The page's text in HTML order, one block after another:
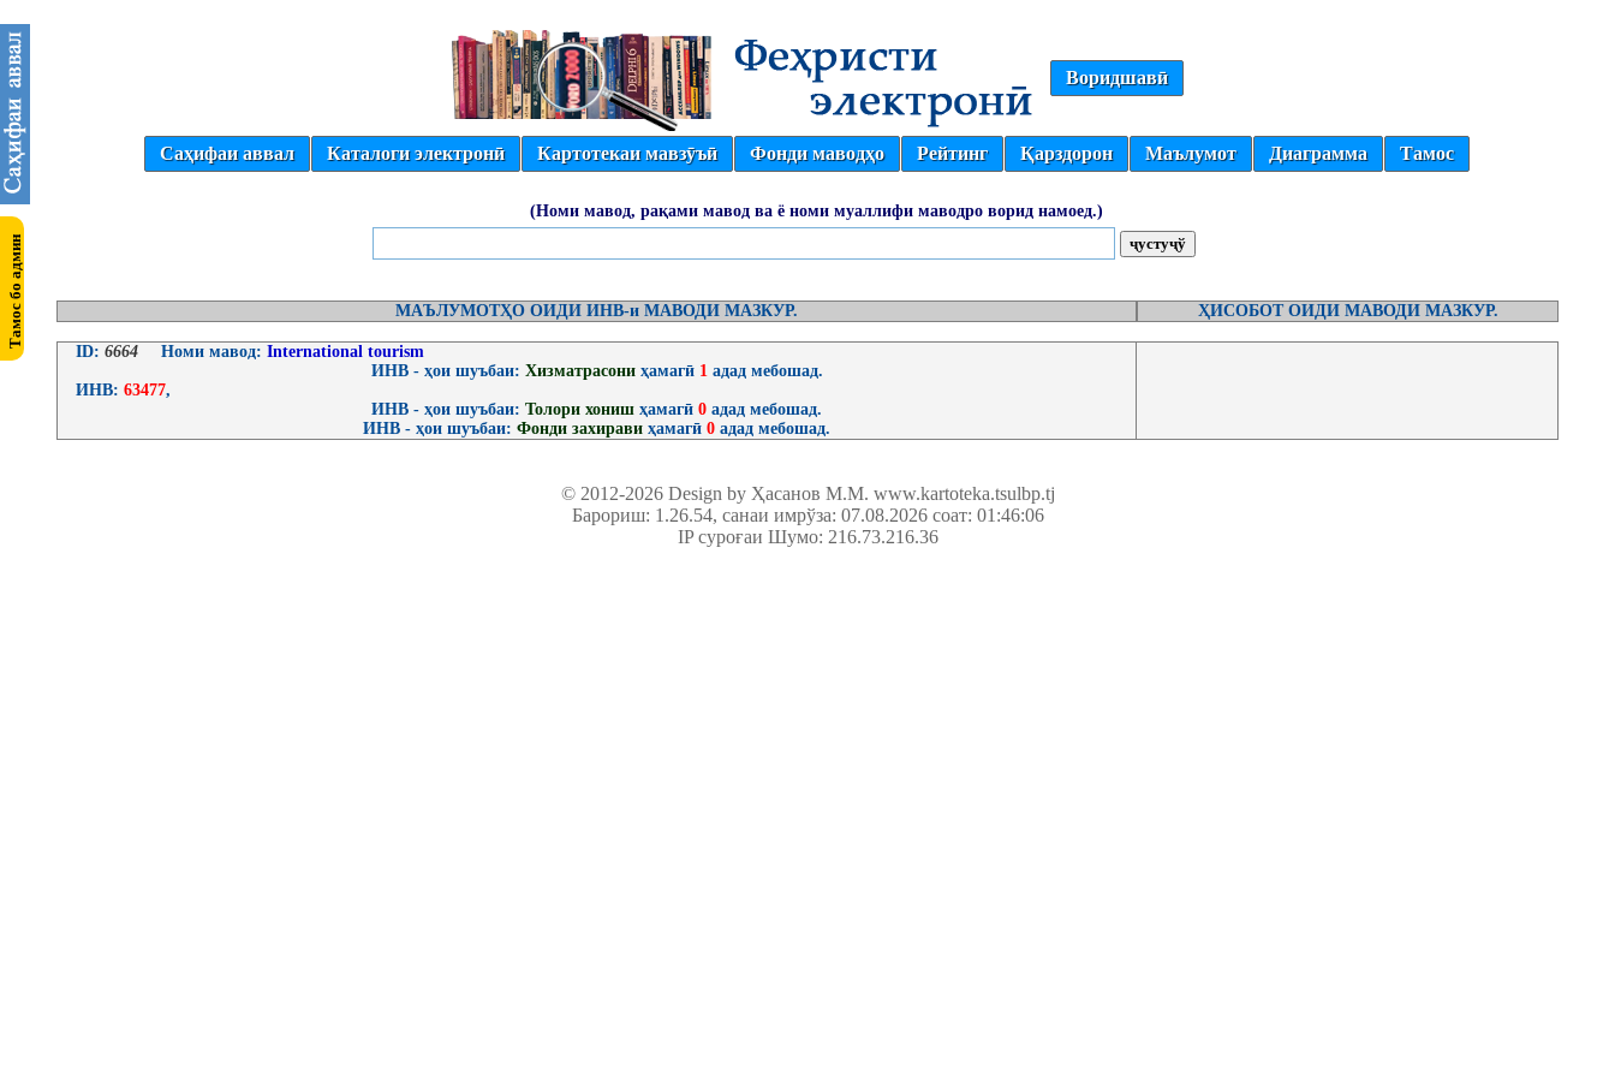
Воридшавӣ
Саҳифаи аввал Каталоги электронӣ Картотекаи мавзӯъӣ Фонди маводҳо Рейтинг Қарздорон Маълумот Диаграмма Тамос
(Номи мавод, рақами мавод ва ё номи муаллифи маводро ворид намоед.)
МАЪЛУМОТҲО ОИДИ ИНВ-и МАВОДИ МАЗКУР. ҲИСОБОТ ОИДИ МАВОДИ МАЗКУР.
ID: 6664 Номи мавод: International tourism
ИНВ - ҳои шуъбаи: Хизматрасониҳамагӣ 1адад мебошад.
ИНВ: 63477,
ИНВ - ҳои шуъбаи: Толори хониш ҳамагӣ 0 адад мебошад.
ИНВ - ҳои шуъбаи: Фонди захирави ҳамагӣ 0 адад мебошад.
© 2012-2026 Design by Ҳасанов М.М. www.kartoteka.tsulbp.tj
Барориш: 1.26.54, санаи имрўза: 07.08.2026 соат: 01:46:06
IP суроғаи Шумо: 216.73.216.36